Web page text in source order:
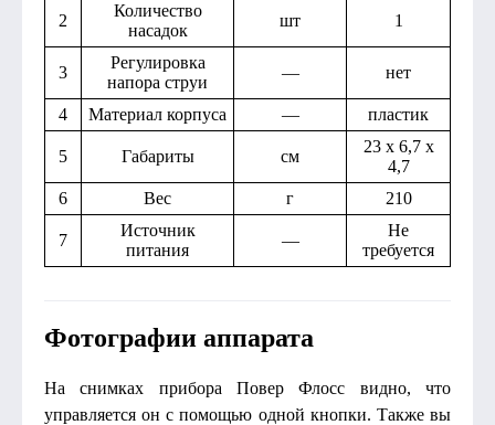
2
Количество
насадок
шт 1
3
Регулировка
напора струи
— нет
4 Материал корпуса — пластик
5 Габариты см
23 х 6,7 х
4,7
6
Вес г 210
7
Источник
питания
—
Не
требуется
Фотографии аппарата
На снимках прибора Повер Флосс видно, что
управляется он с помощью одной кнопки. Также вы